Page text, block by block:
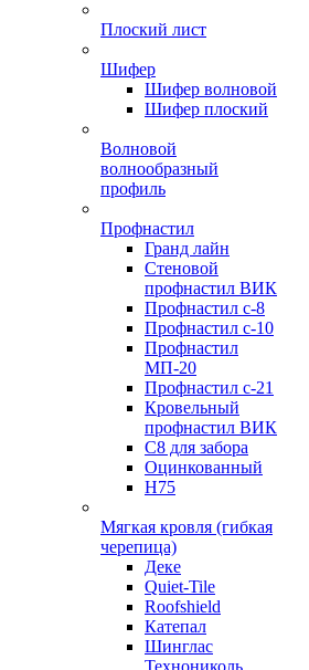
Плоский лист
Шифер
Шифер волновой
Шифер плоский
Волновой
волнообразный
профиль
Профнастил
Гранд лайн
Стеновой
профнастил ВИК
Профнастил с-8
Профнастил с-10
Профнастил
МП-20
Профнастил с-21
Кровельный
профнастил ВИК
С8 для забора
Оцинкованный
Н75
Мягкая кровля (гибкая
черепица)
Деке
Quiet-Tile
Roofshield
Катепал
Шинглас
Технониколь